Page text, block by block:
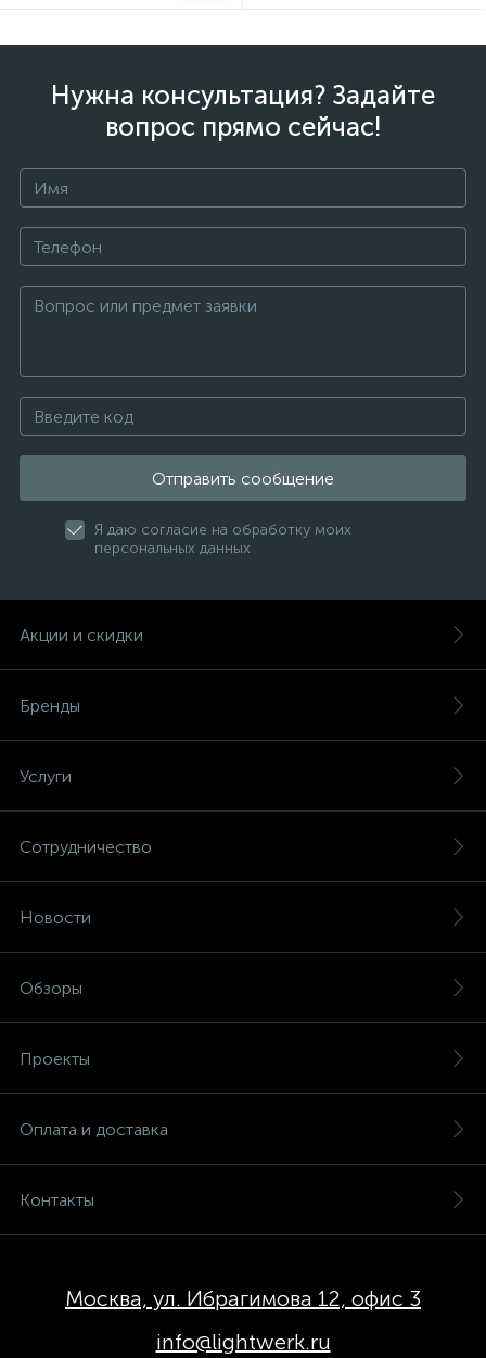
Нужна консультация? Задайте
вопрос прямо сейчас!
Отправить сообщение
Я даю согласие на обработку моих
персональных данных
Акции и скидки
Бренды
Услуги
Сотрудничество
Новости
Обзоры
Проекты
Оплата и доставка
Контакты
Москва, ул. Ибрагимова 12, офис 3
info@lightwerk.ru